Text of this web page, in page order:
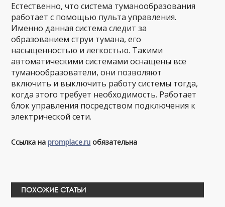
Естественно, что система туманообразования
работает с помощью пульта управления.
Именно данная система следит за
образованием струи тумана, его
насыщенностью и легкостью. Такими
автоматическими системами оснащены все
туманообразователи, они позволяют
включить и выключить работу системы тогда,
когда этого требует необходимость. Работает
блок управления посредством подключения к
электрической сети.
Ссылка наpromplace.ru обязательна
ПОХОЖИЕ СТАТЬИ